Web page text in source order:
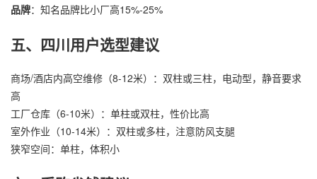
品牌：知名品牌比小厂高15%-25%
五、四川用户选型建议
商场/酒店内高空维修（8-12米）：双柱或三柱，电动型，静音要求
高
工厂仓库（6-10米）：单柱或双柱，性价比高
室外作业（10-14米）：双柱或多柱，注意防风支腿
狭窄空间：单柱，体积小